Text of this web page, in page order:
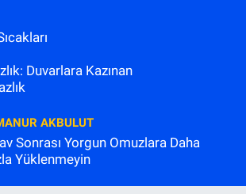
Duvarlara Kazınan
AKBULUT
Sonrası Yorgun Omuzlara Daha
Yüklenmeyin